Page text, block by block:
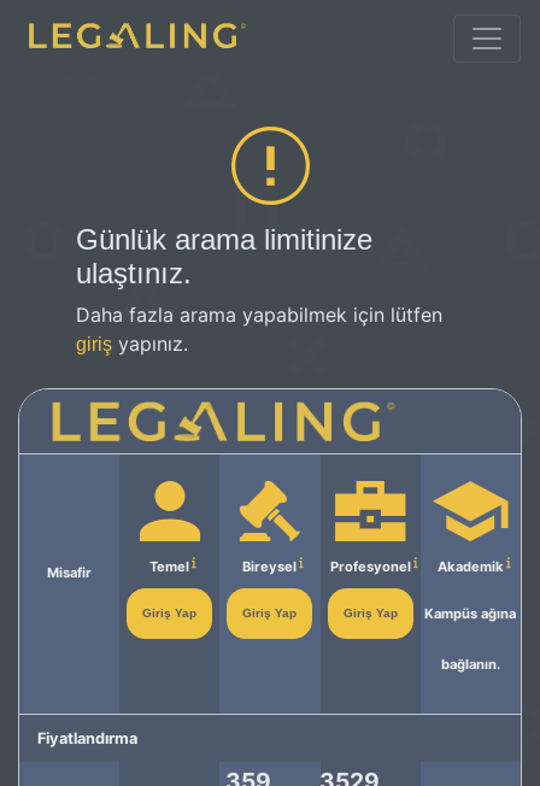
Günlük arama limitinize
ulaştınız.
Daha fazla arama yapabilmek için lütfen
giriş yapınız.
Misafir Temel
Giriş Yap
Bireysel
Giriş Yap
Profesyonel
Giriş Yap
Akademik
Kampüs ağına
bağlanın.
Fiyatlandırma